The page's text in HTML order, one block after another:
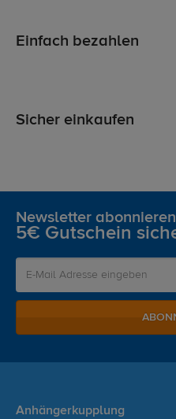
Einfach bezahlen
Sicher einkaufen
Newsletter abonnieren
5€ Gutschein
Anhängerkupplung